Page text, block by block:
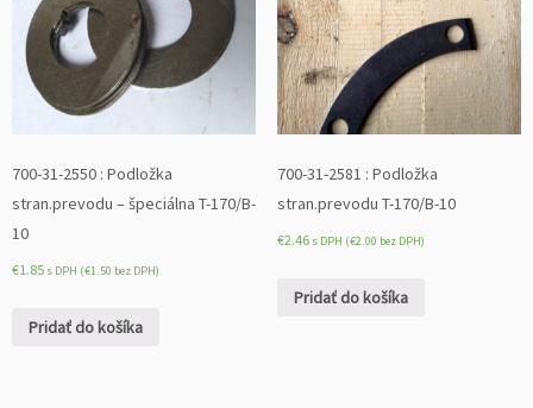
700-31-2550 : Podložka
stran.prevodu – špeciálna T-170/B-
10
€1.85 s DPH (€1.50 bez DPH)
Pridať do košíka
700-31-2581 : Podložka
stran.prevodu T-170/B-10
€2.46 s DPH (€2.00 bez DPH)
Pridať do košíka